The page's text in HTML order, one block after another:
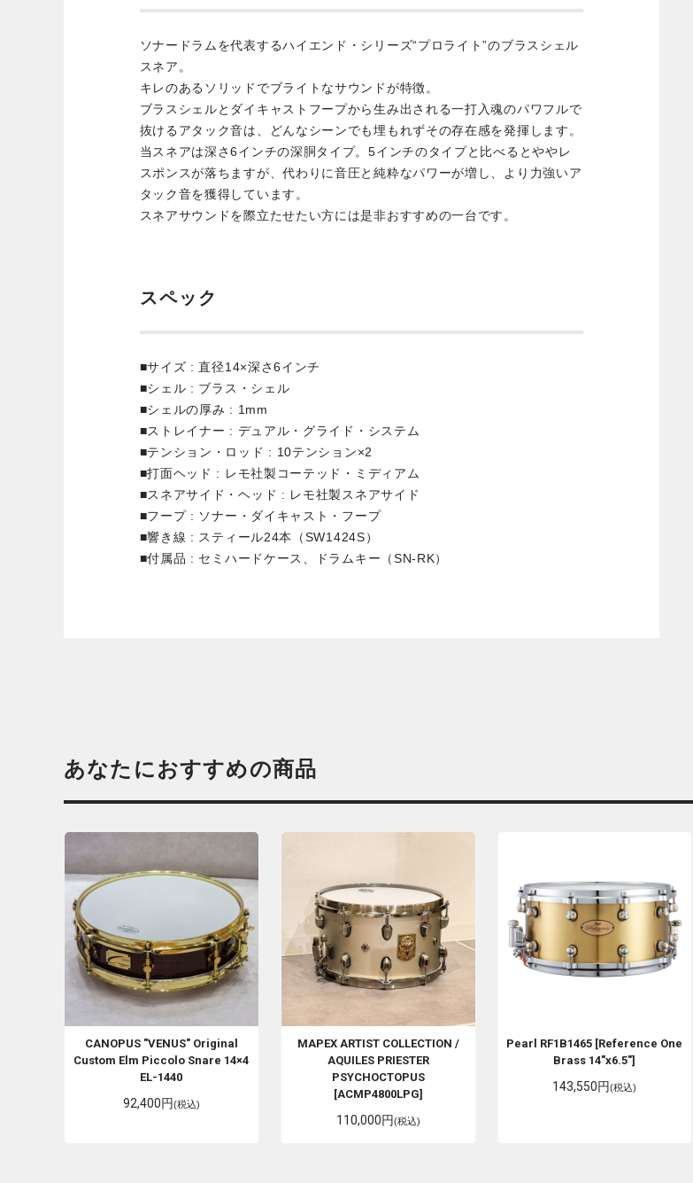
ソナードラムを代表するハイエンド・シリーズ“プロライト”のブラスシェル
スネア。
キレのあるソリッドでブライトなサウンドが特徴。
ブラスシェルとダイキャストフープから生み出される一打入魂のパワフルで
抜けるアタック音は、どんなシーンでも埋もれずその存在感を発揮します。
当スネアは深さ6インチの深胴タイプ。5インチのタイプと比べるとややレ
スポンスが落ちますが、代わりに音圧と純粋なパワーが増し、より力強いア
タック音を獲得しています。
スネアサウンドを際立たせたい方には是非おすすめの一台です。
スペック
■サイズ : 直径14×深さ6インチ
■シェル : ブラス・シェル
■シェルの厚み : 1mm
■ストレイナー : デュアル・グライド・システム
■テンション・ロッド : 10テンション×2
■打面ヘッド : レモ社製コーテッド・ミディアム
■スネアサイド・ヘッド : レモ社製スネアサイド
■フープ : ソナー・ダイキャスト・フープ
■響き線 : スティール24本（SW1424S）
■付属品 : セミハードケース、ドラムキー（SN-RK）
あなたにおすすめの商品
CANOPUS "VENUS" Original
Custom Elm Piccolo Snare 14×4
EL-1440
92,400円(税込)
MAPEX ARTIST COLLECTION /
AQUILES PRIESTER
PSYCHOCTOPUS
[ACMP4800LPG]
110,000円(税込)
Pearl RF1B1465 [Reference One
Brass 14"x6.5"]
143,550円(税込)